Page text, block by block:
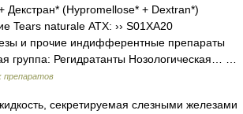
Декстран* (Hypromellose* + Dextran*)
Tears naturale АТХ: ›› S01XA20
и прочие индифферентные препараты
группа: Регидратанты Нозологическая… …
препаратов
секретируемая слезными железами